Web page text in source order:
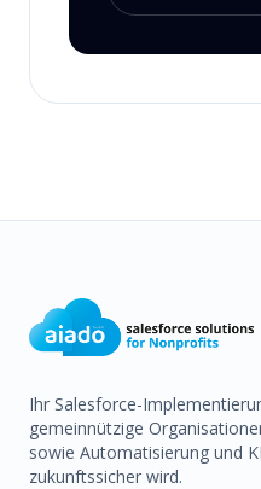
Ihr Salesforce-
gemeinnützige
sowie Automatisierung und
zukunftssicher wird.